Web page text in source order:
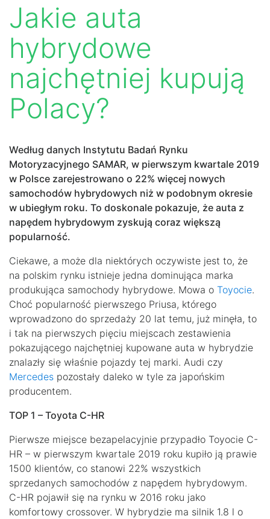
Jakie auta
hybrydowe
najchętniej kupują
Polacy?
Według danych Instytutu Badań Rynku
Motoryzacyjnego SAMAR, w pierwszym kwartale 2019
w Polsce zarejestrowano o 22% więcej nowych
samochodów hybrydowych niż w podobnym okresie
w ubiegłym roku. To doskonale pokazuje, że auta z
napędem hybrydowym zyskują coraz większą
popularność.
Ciekawe, a może dla niektórych oczywiste jest to, że
na polskim rynku istnieje jedna dominująca marka
produkująca samochody hybrydowe. Mowa o Toyocie.
Choć popularność pierwszego Priusa, którego
wprowadzono do sprzedaży 20 lat temu, już minęła, to
i tak na pierwszych pięciu miejscach zestawienia
pokazującego najchętniej kupowane auta w hybrydzie
znalazły się właśnie pojazdy tej marki. Audi czy
Mercedes pozostały daleko w tyle za japońskim
producentem.
TOP 1 – Toyota C-HR
Pierwsze miejsce bezapelacyjnie przypadło Toyocie C-
HR – w pierwszym kwartale 2019 roku kupiło ją prawie
1500 klientów, co stanowi 22% wszystkich
sprzedanych samochodów z napędem hybrydowym.
C-HR pojawił się na rynku w 2016 roku jako
komfortowy crossover. W hybrydzie ma silnik 1.8 l o